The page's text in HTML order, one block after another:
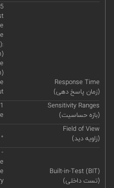
Response Time
(زمان پاسخ دهی)
Sensitivity Ranges
(بازه حساسیت)
Field of View
(زاویه دید)
Built-in-Test (BIT)
(تست داخلی)